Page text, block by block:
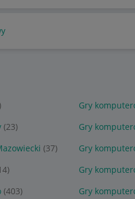
Gry
(23) Gry
(37) Gry
Gry
(403) Gry